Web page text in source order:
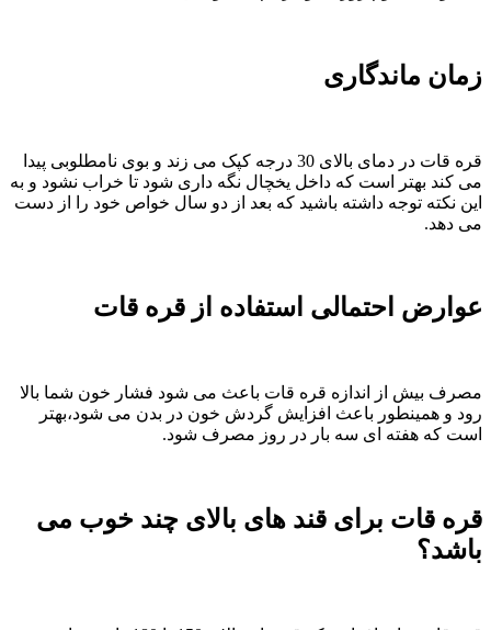
زمان ماندگاری
قره قات در دمای بالای 30 درجه کپک می زند و بوی نامطلوبی پیدا
می کند بهتر است که داخل یخچال نگه داری شود تا خراب نشود و به
این نکته توجه داشته باشید که بعد از دو سال خواص خود را از دست
می دهد.
عوارض احتمالی استفاده از قره قات
مصرف بیش از اندازه قره قات باعث می شود فشار خون شما بالا
رود و همینطور باعث افزایش گردش خون در بدن می شود،بهتر
است که هفته ای سه بار در روز مصرف شود.
قره قات برای قند های بالای چند خوب می
باشد؟